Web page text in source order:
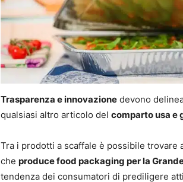
Trasparenza e innovazione devono
qualsiasi altro articolo del comparto usa e
Tra i prodotti a scaffale è possibile trovare
che produce food packaging per la
tendenza dei consumatori di prediligere